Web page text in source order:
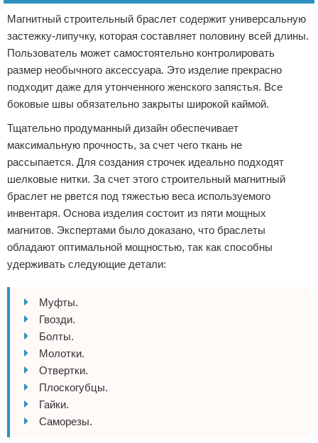
Магнитный строительный браслет содержит универсальную
застежку-липучку, которая составляет половину всей длины.
Пользователь может самостоятельно контролировать
размер необычного аксессуара. Это изделие прекрасно
подходит даже для утонченного женского запястья. Все
боковые швы обязательно закрыты широкой каймой.
Тщательно продуманный дизайн обеспечивает
максимальную прочность, за счет чего ткань не
рассыпается. Для создания строчек идеально подходят
шелковые нитки. За счет этого строительный магнитный
браслет не рвется под тяжестью веса используемого
инвентаря. Основа изделия состоит из пяти мощных
магнитов. Экспертами было доказано, что браслеты
обладают оптимальной мощностью, так как способны
удерживать следующие детали:
Муфты.
Гвозди.
Болты.
Молотки.
Отвертки.
Плоскогубцы.
Гайки.
Саморезы.